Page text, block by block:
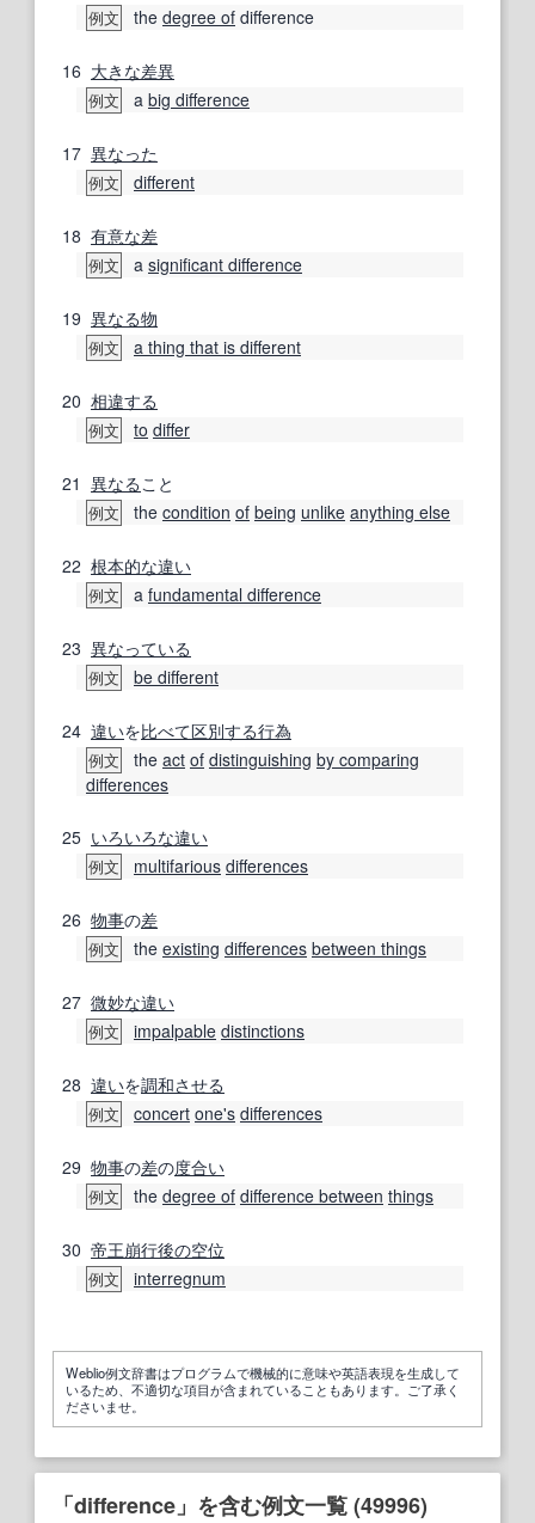
例文 the degree of difference
16 大きな差異
例文 a big difference
17 異なった
例文 different
18 有意な差
例文 a significant difference
19 異なる物
例文 a thing that is different
20 相違する
例文 to differ
21 異なること
例文 the condition of being unlike anything else
22 根本的な違い
例文 a fundamental difference
23 異なっている
例文 be different
24 違いを比べて区別する行為
例文 the act of distinguishing by comparing
differences
25 いろいろな違い
例文 multifarious differences
26 物事の差
例文 the existing differences between things
27 微妙な違い
例文 impalpable distinctions
28 違いを調和させる
例文 concert one's differences
29 物事の差の度合い
例文 the degree of difference between things
30 帝王崩行後の空位
例文 interregnum
Weblio例文辞書はプログラムで機械的に意味や英語表現を生成して
いるため、不適切な項目が含まれていることもあります。ご了承く
ださいませ。
「difference」を含む例文一覧 (49996)